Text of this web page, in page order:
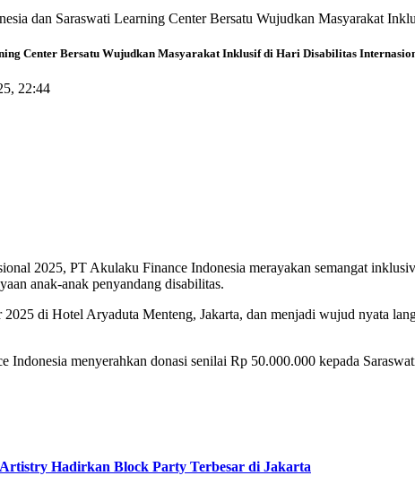
dan Saraswati Learning Center Bersatu Wujudkan Masyarakat
Center Bersatu Wujudkan Masyarakat Inklusif di Hari Disabilitas
22:44
2025, PT Akulaku Finance Indonesia merayakan semangat
anak-anak penyandang disabilitas.
di Hotel Aryaduta Menteng, Jakarta, dan menjadi wujud nyata
Indonesia menyerahkan donasi senilai Rp 50.000.000 kepada
Hadirkan Block Party Terbesar di Jakarta